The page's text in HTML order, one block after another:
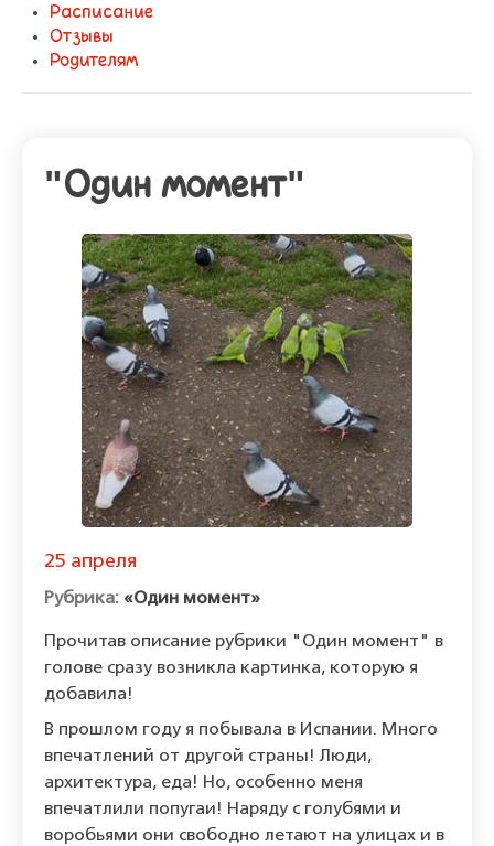
Расписание
Отзывы
Родителям
"Один момент"
25 апреля
«Один момент»
Прочитав описание рубрики "Один момент" в
голове сразу возникла картинка, которую я
добавила!
В прошлом году я побывала в Испании. Много
впечатлений от другой страны! Люди,
архитектура, еда! Но, особенно меня
впечатлили попугаи! Наряду с голубями и
воробьями они свободно летают на улицах и в